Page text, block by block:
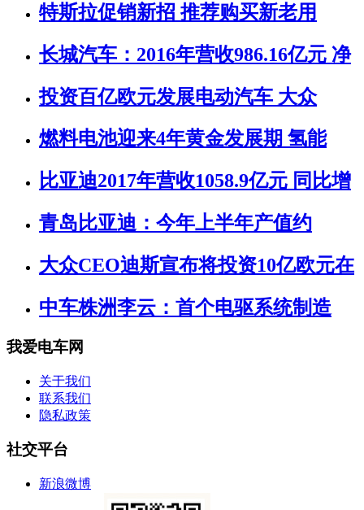
特斯拉促销新招 推荐购买新老用
长城汽车：2016年营收986.16亿元 净
投资百亿欧元发展电动汽车 大众
燃料电池迎来4年黄金发展期 氢能
比亚迪2017年营收1058.9亿元 同比增
青岛比亚迪：今年上半年产值约
大众CEO迪斯宣布将投资10亿欧元在
中车株洲李云：首个电驱系统制造
我爱电车网
关于我们
联系我们
隐私政策
社交平台
新浪微博